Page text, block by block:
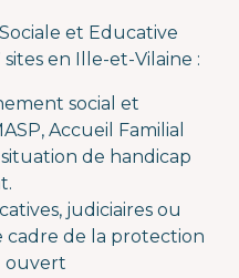
et Educative
sites en Ille-et-Vilaine :
social et
Accueil Familial
de handicap
judiciaires ou
cadre de la protection
ouvert